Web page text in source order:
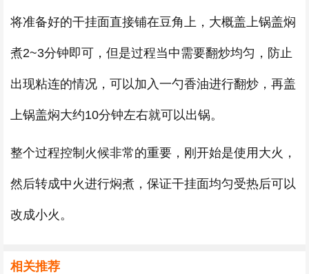
将准备好的干挂面直接铺在豆角上，大概盖上锅盖焖
煮2~3分钟即可，但是过程当中需要翻炒均匀，防止
出现粘连的情况，可以加入一勺香油进行翻炒，再盖
上锅盖焖大约10分钟左右就可以出锅。
整个过程控制火候非常的重要，刚开始是使用大火，
然后转成中火进行焖煮，保证干挂面均匀受热后可以
改成小火。
相关推荐